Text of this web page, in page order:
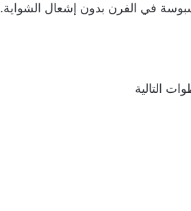
في الفرن بدون إشعال الشواية.
التالية